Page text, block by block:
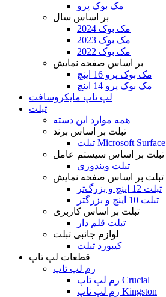
مک بوک پرو
بر اساس سال
مک بوک 2024
مک بوک 2023
مک بوک 2022
بر اساس صفحه نمایش
مک بوک پرو 16 اینچ
مک بوک پرو 14 اینچ
لپ تاپ مایکروسافت
تبلت
همه موارد این دسته
تبلت بر اساس برند
تبلت Microsoft Surface
تبلت بر اساس سیستم عامل
تبلت ویندوزی
تبلت بر اساس صفحه نمایش
تبلت 12 اینچ و بزرگ‌تر
تبلت 10 اینچ و بزرگتر
تبلت بر اساس کاربری
تبلت قلم دار
لوازم جانبی تبلت
کیبورد تبلت
قطعات لپ تاپ
رم لپ تاپ
رم لپ تاپ Crucial
رم لپ تاپ Kingston